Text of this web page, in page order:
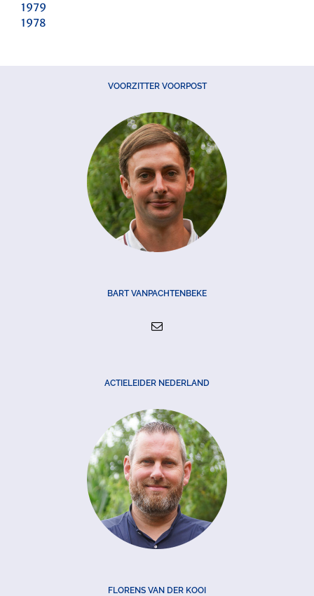
1979
1978
VOORZITTER VOORPOST
BART VANPACHTENBEKE
ACTIELEIDER NEDERLAND
FLORENS VAN DER KOOI